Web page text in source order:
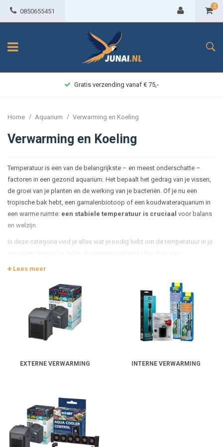
0850655451
0
Gratis verzending vanaf € 75,-
Home / Aquarium / Verwarming en Koeling
Verwarming en Koeling
Temperatuur is een van de belangrijkste – en meest onderschatte –
factoren in een gezond aquarium. Het bepaalt het gedrag van je vissen,
de groei van je planten en de werking van je bacteriën. Of je nu een
tropische bak hebt, een garnalenbiotoop of een koudwateraquarium in
een warme ruimte: een stabiele temperatuur is cruciaal voor balans
en welzijn.
In deze categorie vind je alles wat je nodig hebt om de temperatuur in je
Waarom temperatuur zo belangrijk is
Temperatuurschommelingen zorgen voor stress. Voor vissen, maar ook
voor planten, slakken, garnalen en de bacteriën in je filter. Te koud
betekent trage stofwisseling en verstoorde spijsvertering. Te warm
op ziektes.
Minder schommelingen tussen seizoenen of daglicht
Betere weerstand van je vissen
Optimale werking van filterbacteriën en CO₂-systemen
Minder kans op algen en stressreacties
Lees meer
EXTERNE VERWARMING INTERNE VERWARMING